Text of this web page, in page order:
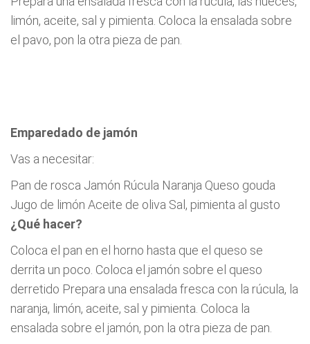
limón, aceite, sal y pimienta. Coloca la ensalada sobre
el pavo, pon la otra pieza de pan.
Emparedado de jamón
Vas a necesitar:
Pan de rosca Jamón Rúcula Naranja Queso gouda
Jugo de limón Aceite de oliva Sal, pimienta al gusto
¿Qué hacer?
Coloca el pan en el horno hasta que el queso se
derrita un poco. Coloca el jamón sobre el queso
derretido Prepara una ensalada fresca con la rúcula, la
naranja, limón, aceite, sal y pimienta. Coloca la
ensalada sobre el jamón, pon la otra pieza de pan.